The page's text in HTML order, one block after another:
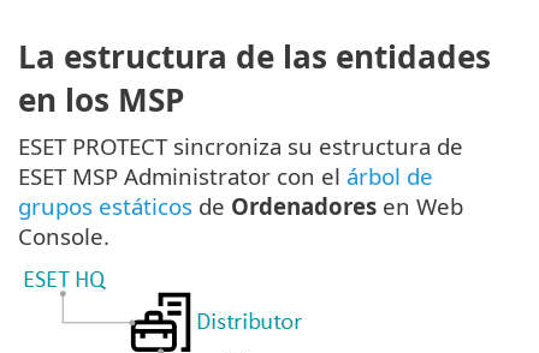
La estructura de las entidades
en los MSP
ESET PROTECT sincroniza su estructura de
ESET MSP Administrator con el árbol de
grupos estáticos de Ordenadores en Web
Console.